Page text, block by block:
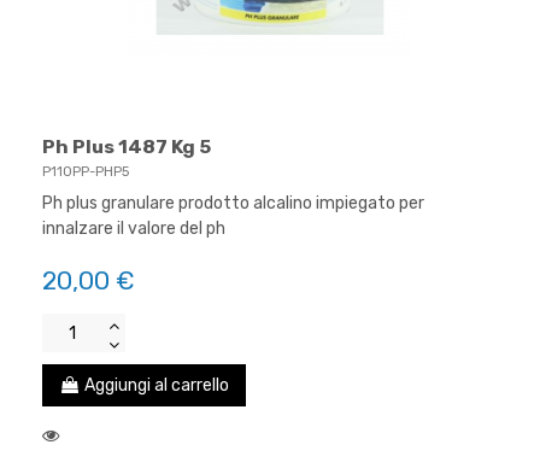
Ph Plus 1487 Kg 5
P110PP-PHP5
Ph plus granulare prodotto alcalino impiegato per
innalzare il valore del ph
20,00 €
Aggiungi al carrello